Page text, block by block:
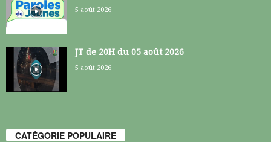
5 août 2026
JT de 20H du 05 août 2026
5 août 2026
CATÉGORIE POPULAIRE